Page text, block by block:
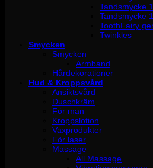
Tandsmycke
Tandsmycke
ToothFairy
Twinkles
Smycken
Smycken
Armband
Hårdekorationer
Hud & Kroppsvård
Ansiktsvård
Duschkräm
För män
Kroppslotion
Vaxprodukter
För laser
Massage
All Massage